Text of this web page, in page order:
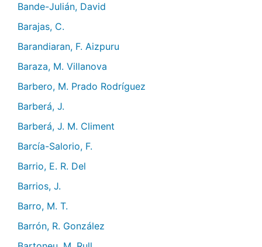
Bande-Julián, David
Barajas, C.
Barandiaran, F. Aizpuru
Baraza, M. Villanova
Barbero, M. Prado Rodríguez
Barberá, J.
Barberá, J. M. Climent
Barcía-Salorio, F.
Barrio, E. R. Del
Barrios, J.
Barro, M. T.
Barrón, R. González